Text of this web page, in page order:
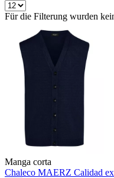
Für die Filterung wurden
Manga corta
Chaleco MAERZ Calidad